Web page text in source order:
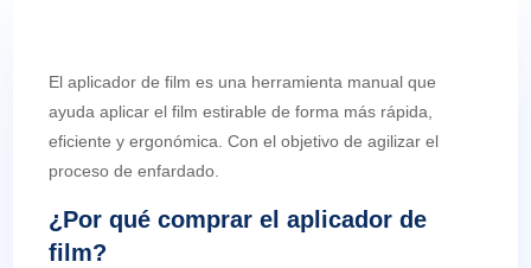
El aplicador de film es una herramienta manual que
ayuda aplicar el film estirable de forma más rápida,
eficiente y ergonómica. Con el objetivo de agilizar el
proceso de enfardado.
¿Por qué comprar el aplicador de
film?